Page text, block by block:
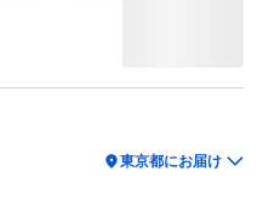
location_on東京都にお届け